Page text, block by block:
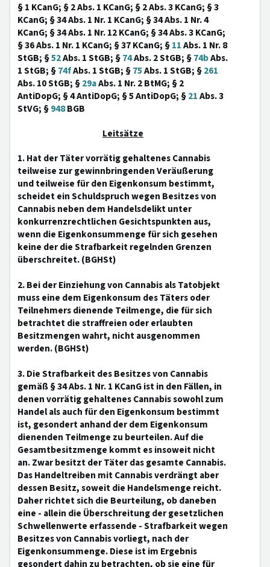
§ 1 KCanG; § 2 Abs. 1 KCanG; § 2 Abs. 3 KCanG; § 3
KCanG; § 34 Abs. 1 Nr. 1 KCanG; § 34 Abs. 1 Nr. 4
KCanG; § 34 Abs. 1 Nr. 12 KCanG; § 34 Abs. 3 KCanG;
§ 36 Abs. 1 Nr. 1 KCanG; § 37 KCanG; §11Abs. 1 Nr. 8
StGB; §52Abs. 1 StGB; §74Abs. 2 StGB; §74bAbs.
1 StGB; §74fAbs. 1 StGB; §75Abs. 1 StGB; §261
Abs. 10 StGB; §29aAbs. 1 Nr. 2 BtMG; § 2
AntiDopG; § 4 AntiDopG; § 5 AntiDopG; §21Abs. 3
StVG; §948BGB
Leitsätze
1. Hat der Täter vorrätig gehaltenes Cannabis
teilweise zur gewinnbringenden Veräußerung
und teilweise für den Eigenkonsum bestimmt,
scheidet ein Schuldspruch wegen Besitzes von
Cannabis neben dem Handelsdelikt unter
konkurrenzrechtlichen Gesichtspunkten aus,
wenn die Eigenkonsummenge für sich gesehen
keine der die Strafbarkeit regelnden Grenzen
überschreitet. (BGHSt)
2. Bei der Einziehung von Cannabis als Tatobjekt
muss eine dem Eigenkonsum des Täters oder
Teilnehmers dienende Teilmenge, die für sich
betrachtet die straffreien oder erlaubten
Besitzmengen wahrt, nicht ausgenommen
werden. (BGHSt)
3. Die Strafbarkeit des Besitzes von Cannabis
gemäß § 34 Abs. 1 Nr. 1 KCanG ist in den Fällen, in
denen vorrätig gehaltenes Cannabis sowohl zum
Handel als auch für den Eigenkonsum bestimmt
ist, gesondert anhand der dem Eigenkonsum
dienenden Teilmenge zu beurteilen. Auf die
Gesamtbesitzmenge kommt es insoweit nicht
an. Zwar besitzt der Täter das gesamte Cannabis.
Das Handeltreiben mit Cannabis verdrängt aber
dessen Besitz, soweit die Handelsmenge reicht.
Daher richtet sich die Beurteilung, ob daneben
eine - allein die Überschreitung der gesetzlichen
Schwellenwerte erfassende - Strafbarkeit wegen
Besitzes von Cannabis vorliegt, nach der
Eigenkonsummenge. Diese ist im Ergebnis
gesondert dahin zu betrachten, ob sie eine für